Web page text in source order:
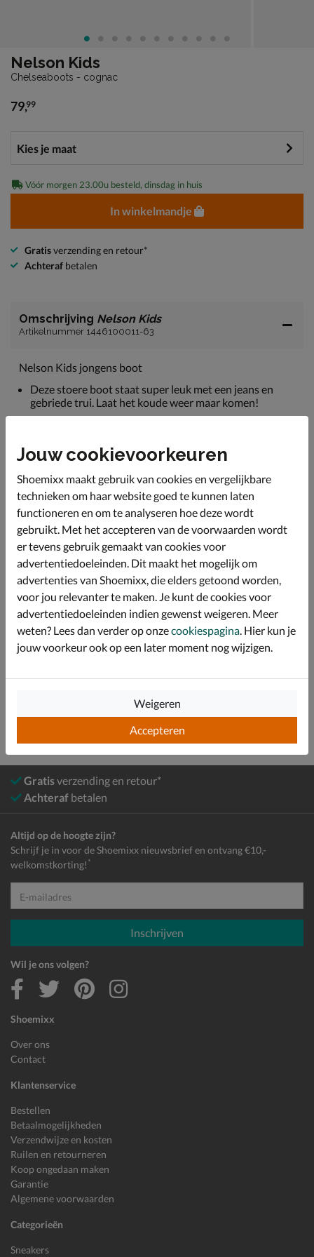
Nelson Kids
Chelseaboots - cognac
€ 79,99
79,99
Vóór morgen 23.00u besteld, dinsdag in huis
In winkelmandje
Gratisverzending en retour*
Achteraf betalen
Omschrijving Nelson Kids
Artikelnummer 1446100011-63
Nelson Kids jongens boot
Deze stoere boot staat super leuk met een jeans en
gebriede trui. Laat het koude weer maar komen!
Gevoerd met textiel. Dit voelt zacht aan en houdt
warmte beter vast.
Voorzien van een textiele voetbed die lichte demping
biedt tijdens het lopen.
Afgewerkt met een gripvaste rubberen profielzool voor
optimale stabiliteit.
Over Nelson Kids
Bekijk meer
Gratisverzending en retour*
Achteraf betalen
Shoemixx
Over ons
Contact
Klantenservice
Bestellen
Betaalmogelijkheden
Verzendwijze en kosten
Ruilen en retourneren
Koop ongedaan maken
Garantie
Algemene voorwaarden
Categorieën
Sneakers
Altijd op de hoogte zijn?
Schrijf je in voor de Shoemixx nieuwsbrief en ontvang €10,-
welkomstkorting! *
E-mailadres
Inschrijven
Wil je ons volgen?
Jouw cookievoorkeuren
Shoemixx maakt gebruik van cookies en vergelijkbare
technieken om haar website goed te kunnen laten
functioneren en om te analyseren hoe deze wordt
gebruikt. Met het accepteren van de voorwaarden wordt
er tevens gebruik gemaakt van cookies voor
advertentiedoeleinden. Dit maakt het mogelijk om
advertenties van Shoemixx, die elders getoond worden,
voor jou relevanter te maken. Je kunt de cookies voor
advertentiedoeleinden indien gewenst weigeren. Meer
weten? Lees dan verder op onzecookiespagina . Hier kun je
jouw voorkeur ook op een later moment nog wijzigen.
Accepteren
Weigeren